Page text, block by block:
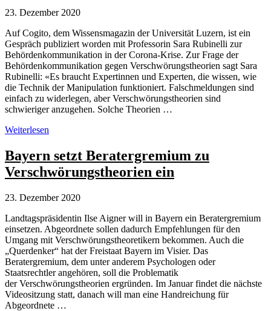
23. Dezember 2020
Auf Cogito, dem Wissensmagazin der Universität Luzern, ist ein
Gespräch publiziert worden mit Professorin Sara Rubinelli zur
Behördenkommunikation in der Corona-Krise. Zur Frage der
Behördenkommunikation gegen Verschwörungstheorien sagt Sara
Rubinelli: «Es braucht Expertinnen und Experten, die wissen, wie
die Technik der Manipulation funktioniert. Falschmeldungen sind
einfach zu widerlegen, aber Verschwörungstheorien sind
schwieriger anzugehen. Solche Theorien …
Kommentar
Behördenkommunikation
in
der
Krise
Weiterlesen
Bayern setzt Beratergremium zu
Verschwörungstheorien ein
23. Dezember 2020
Landtagspräsidentin Ilse Aigner will in Bayern ein Beratergremium
einsetzen. Abgeordnete sollen dadurch Empfehlungen für den
Umgang mit Verschwörungstheoretikern bekommen. Auch die
„Querdenker“ hat der Freistaat Bayern im Visier. Das
Beratergremium, dem unter anderem Psychologen oder
Staatsrechtler angehören, soll die Problematik
der Verschwörungstheorien ergründen. Im Januar findet die nächste
Videositzung statt, danach will man eine Handreichung für
Abgeordnete …